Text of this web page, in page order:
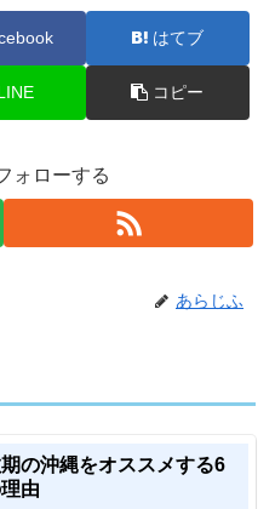
はてブ
コピー
ォローする
あらじふ
の沖縄をオススメする6
由